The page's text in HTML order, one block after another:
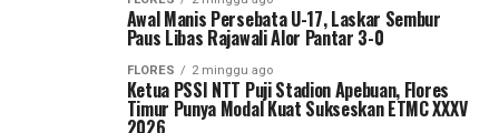
Awal Manis Persebata U-17, Laskar Sembur
Paus Libas Rajawali Alor Pantar 3-0
FLORES 2 minggu ago
Ketua PSSI NTT Puji Stadion Apebuan, Flores
Timur Punya Modal Kuat Sukseskan ETMC XXXV
2026